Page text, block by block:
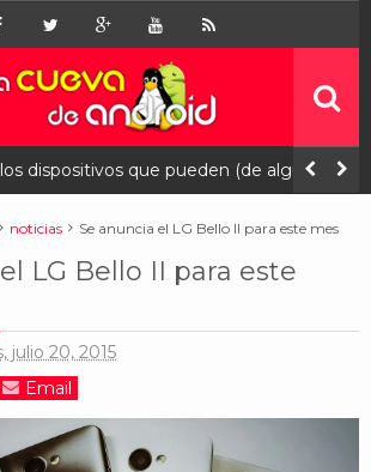
dispositivos que pueden (de alguna
manera) correr DOOM
noticias Se anuncia el LG Bello II para este mes
LG Bello II para este
julio 20, 2015
Email
somos?